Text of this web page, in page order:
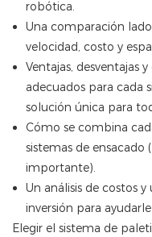
robótica.
Una comparación
velocidad, costo y
Ventajas, desventajas
adecuados para cada
solución única para
Cómo se combina
sistemas de ensacado
importante).
Un análisis de costos
inversión para
Elegir el sistema de